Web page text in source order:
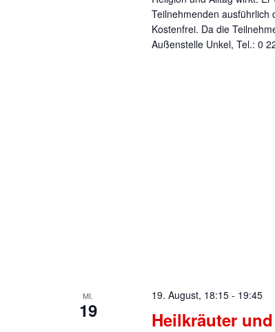
Teilnehmenden ausführlich
Kostenfrei. Da die
Außenstelle Unkel, Tel.: 0
MI.
19 Heilkräuter
19. August, 18:15- 19:45